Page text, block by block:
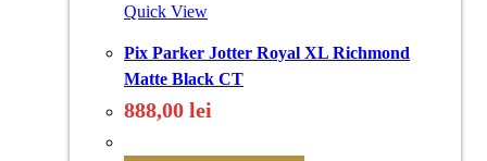
Quick View
Pix Parker Jotter Royal XL Richmond
Matte Black CT
888,00 lei